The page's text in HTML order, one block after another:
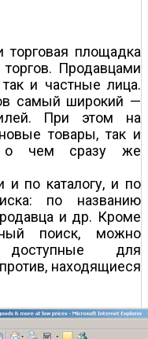
площадка
Продавцами
и частные лица.
самый широкий —
При этом на
товары, так и
о чем сразу же
и по каталогу, и по
по названию
и др. Кроме
поиск, можно
доступные для
находящиеся